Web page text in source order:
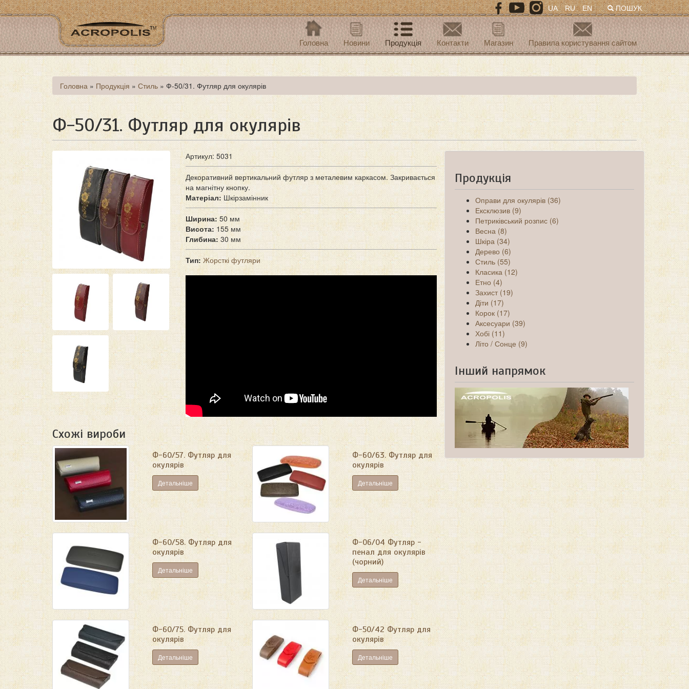
Перейти
до
основного
матеріалу
ПОШУК
UA RU EN
Головна Новини Продукція Контакти Магазин Правила користування сайтом
Ви
є
тут
Головна » Продукція » Стиль » Ф-50/31. Футляр для окулярів
Ф-50/31. Футляр для окулярів
Артикул: 5031
Декоративний вертикальний футляр з металевим каркасом. Закривається
на магнітну кнопку.
Матеріал: Шкірзамінник
Ширина: 50 мм
Висота: 155 мм
Глибина: 30 мм
Тип: Жорсткі футляри
Схожі вироби
Ф-60/57. Футляр для
окулярів
Детальніше
Ф-60/63. Футляр для
окулярів
Детальніше
Ф-60/58. Футляр для
окулярів
Детальніше
Ф-06/04 Футляр -
пенал для окулярів
(чорний)
Детальніше
Ф-60/75. Футляр для
окулярів
Детальніше
Ф-50/42 Футляр для
окулярів
Детальніше
Продукція
Оправи для окулярів (36)
Ексклюзив (9)
Петриківський розпис (6)
Весна (8)
Шкіра (34)
Дерево (6)
Стиль (55)
Класика (12)
Етно (4)
Захист (19)
Діти (17)
Корок (17)
Аксесуари (39)
Хобі (11)
Літо / Сонце (9)
Інший напрямок